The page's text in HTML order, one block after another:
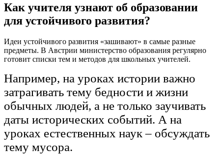
Как учителя узнают об образовании
для устойчивого развития?
Идеи устойчивого развития «зашивают» в самые разные
предметы. В Австрии министерство образования регулярно
готовит списки тем и методов для школьных учителей.
Например, на уроках истории важно
затрагивать тему бедности и жизни
обычных людей, а не только заучивать
даты исторических событий. А на
уроках естественных наук – обсуждать
тему мусора.